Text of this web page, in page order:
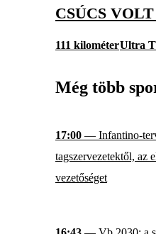
CSÚCS
111 kilométerUltra
Még több
17:00 — Infantino-
tagszervezetektől, az
vezetőséget